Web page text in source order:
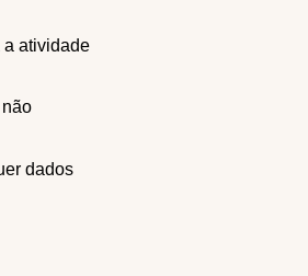
a atividade
dados